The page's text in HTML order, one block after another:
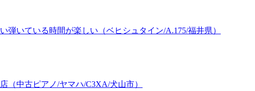
弾いている時間が楽しい（ベヒシュタイン/A.175/福井県）
（中古ピアノ/ヤマハ/C3XA/犬山市）